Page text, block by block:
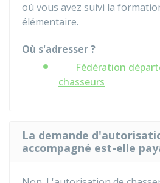
où vous avez suivi la
élémentaire.
Où s'adresser ?
Fédération
chasseurs
La demande
accompagné est-elle